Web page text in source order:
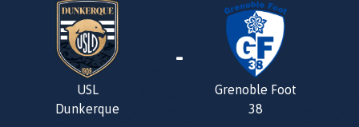
USL
Dunkerque
-
Grenoble Foot
38